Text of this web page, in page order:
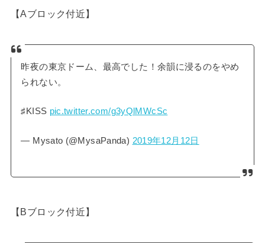
【Aブロック付近】
昨夜の東京ドーム、最高でした！余韻に浸るのをやめ
られない。
♯KISS pic.twitter.com/g3yQlMWcSc
— Mysato (@MysaPanda) 2019年12月12日
【Bブロック付近】